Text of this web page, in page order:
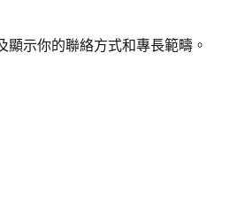
示你的聯絡方式和專長範疇。